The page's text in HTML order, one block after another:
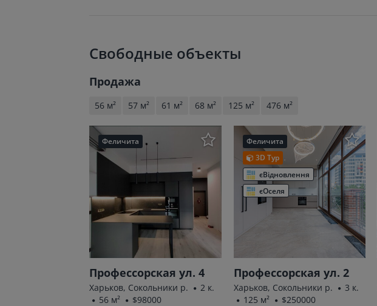
Свободные объекты
Продажа
56 м² 57 м² 61 м² 68 м² 125 м² 476 м²
Феличита
Профессорская ул. 4
Харьков, Сокольники р.
2 к.
56 м²
$98000
Феличита
3D Тур
єВідновлення
єОселя
Профессорская ул. 2
Харьков, Сокольники р.
3 к.
125 м²
$250000